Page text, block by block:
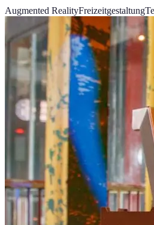
Augmented RealityFreizeitgestaltung